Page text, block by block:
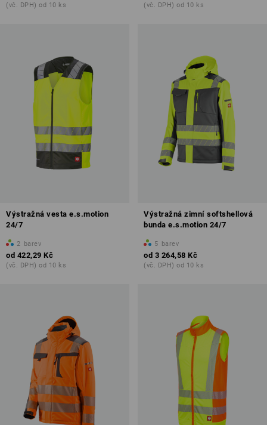
(vč. DPH) od 10 ks (vč. DPH) od 10 ks
Výstražná vesta e.s.motion
24/7
2 barev
od 422,29 Kč
(vč. DPH) od 10 ks
Výstražná zimní softshellová
bunda e.s.motion 24/7
5 barev
od 3 264,58 Kč
(vč. DPH) od 10 ks